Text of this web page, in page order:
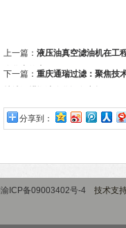
上一篇： 液压油真空滤油机在工
净化中的应用
下一篇： 重庆通瑞过滤：聚焦技
分享到：
渝ICP备09003402号-4 技术支